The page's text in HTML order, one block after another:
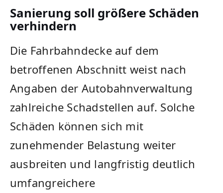
Sanierung soll größere Schäden
verhindern
Die Fahrbahndecke auf dem
betroffenen Abschnitt weist nach
Angaben der Autobahnverwaltung
zahlreiche Schadstellen auf. Solche
Schäden können sich mit
zunehmender Belastung weiter
ausbreiten und langfristig deutlich
umfangreichere